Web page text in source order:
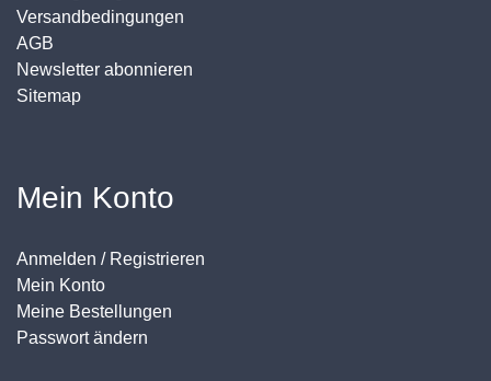
Versandbedingungen
AGB
Newsletter abonnieren
Sitemap
Mein Konto
Anmelden / Registrieren
Mein Konto
Meine Bestellungen
Passwort ändern